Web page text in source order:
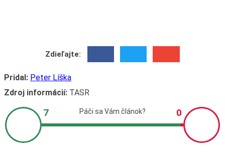
Zdieľajte:
Pridal: Peter Líška
Zdroj informácií:TASR